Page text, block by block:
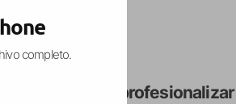
podremos
profesionalizar
completo.